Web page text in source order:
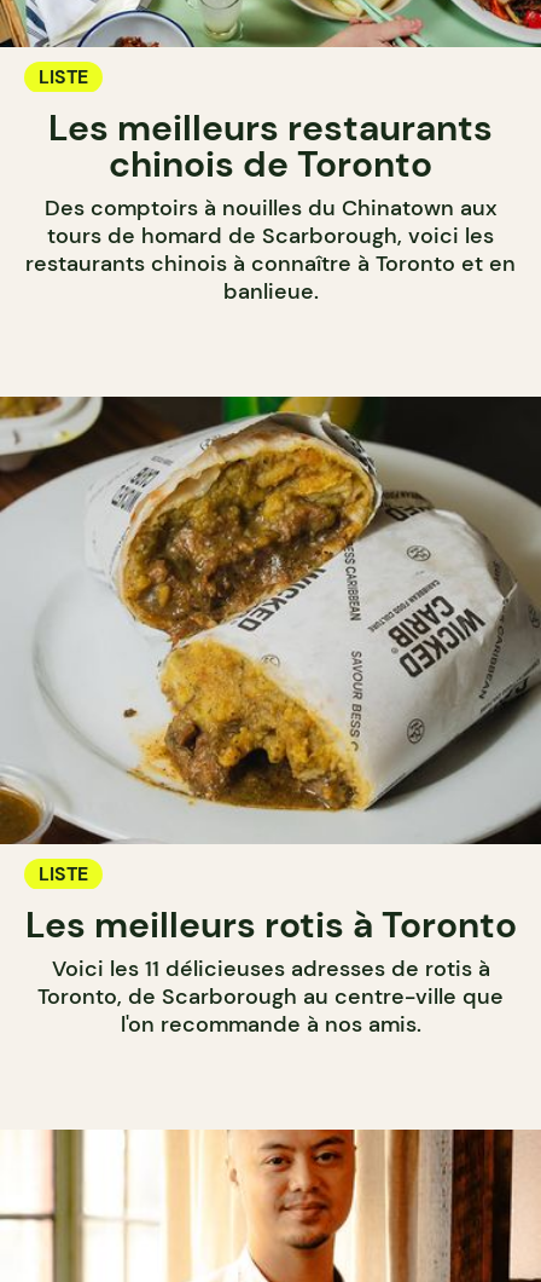
LISTE
Les meilleurs restaurants
chinois de Toronto
Des comptoirs à nouilles du Chinatown aux
tours de homard de Scarborough, voici les
restaurants chinois à connaître à Toronto et en
banlieue.
LISTE
Les meilleurs rotis à Toronto
Voici les 11 délicieuses adresses de rotis à
Toronto, de Scarborough au centre-ville que
l'on recommande à nos amis.